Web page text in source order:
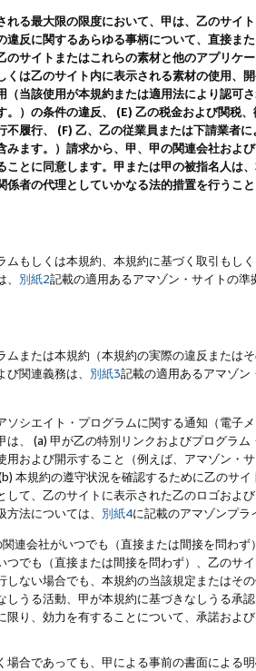
れる最大限の限度において、甲は、乙のサイ
違反に関するあらゆる事柄について、直接ま
のサイトまたはこれらの素材と他のアプリ
くは乙のサイト内に表示される素材の使用、
（当該使用が本規約または適用法により認可
。）の条件の違反、 (E) 乙の税金および関税
不履行、 (F) 乙、乙の従業員または下請業者
みます。）請求から、甲、甲の関連会社およ
ことに同意します。甲または甲の被指名人は
係者の代理としていかなる法的措置を行うこ
ムもしくは本規約、本規約に基づく取引もし
別紙2記載の適用あるアマゾン・サイトの
ムまたは本規約（本規約の実際の違反または
関連義務は、 別紙3記載の適用あるアマゾン
ソシエイト・プログラムに関する通知（電子
は、 (a) 甲が乙の特別リンクおよびプログラ
用および開示すること（例えば、アマゾン・
本規約の遵守状況を確認するために乙のサ
して、乙のサイトに表示された乙のロゴおよ
法については、 別紙4に記載のアマゾンプ
連会社がいつでも（直接または間接を問わ
つでも（直接または間接を問わず）、乙のサ
しない場合でも、本規約の当該規定またはそ
しうる活動、甲が本規約に基づきなしうる承
限り、効力を有することについて、承諾およ
場合であっても、甲による事前の書面による